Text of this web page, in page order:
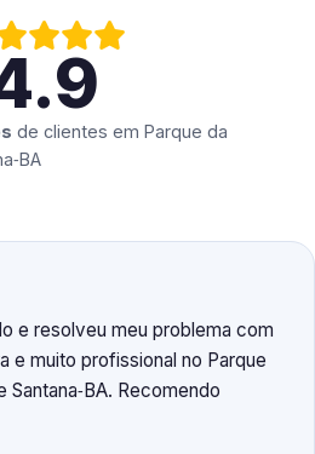
de clientes em Parque da
e resolveu meu problema com
e muito profissional no Parque
Santana‑BA. Recomendo